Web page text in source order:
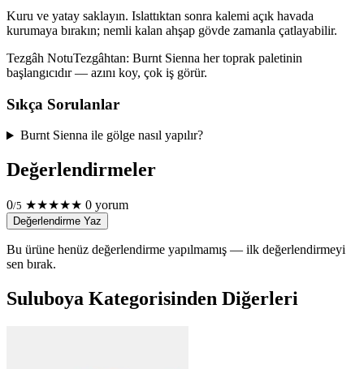
Kuru ve yatay saklayın. Islattıktan sonra kalemi açık havada
kurumaya bırakın; nemli kalan ahşap gövde zamanla çatlayabilir.
Tezgâh NotuTezgâhtan: Burnt Sienna her toprak paletinin
başlangıcıdır — azını koy, çok iş görür.
Sıkça Sorulanlar
Burnt Sienna ile gölge nasıl yapılır?
Değerlendirmeler
0/5 ★★★★★ 0 yorum
Değerlendirme Yaz
Bu ürüne henüz değerlendirme yapılmamış — ilk değerlendirmeyi
sen bırak.
Suluboya Kategorisinden Diğerleri